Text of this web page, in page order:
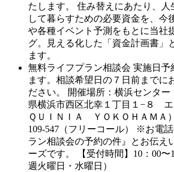
たします。 住み替えにあたり、人
して暮らすための必要資金を、今
や各種イベント予測をもとに当社
グ。見える化した「資金計画書」
ます。
無料ライフプラン相談会 実施日予
ます。相談希望日の７日前までに
ださい。 開催場所：横浜センター
県横浜市西区北幸１丁目１−８ エ
ＱＵＩＮＩＡ ＹＯＫＯＨＡＭＡ
109-547（フリーコール） ※お電
ラン相談会の予約の件』とお伝え
ーズです。 【受付時間】10：00〜
週火曜日・水曜日）